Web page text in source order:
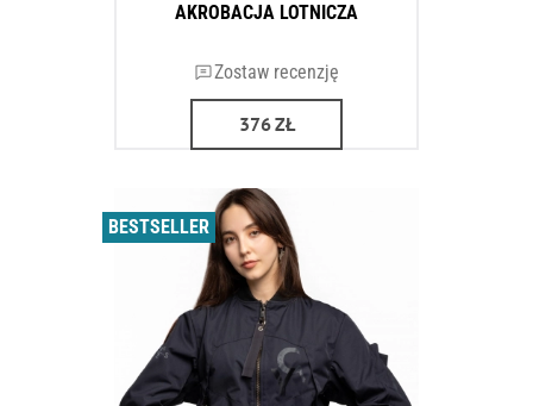
AKROBACJA LOTNICZA
Zostaw recenzję
376ZŁ
BESTSELLER